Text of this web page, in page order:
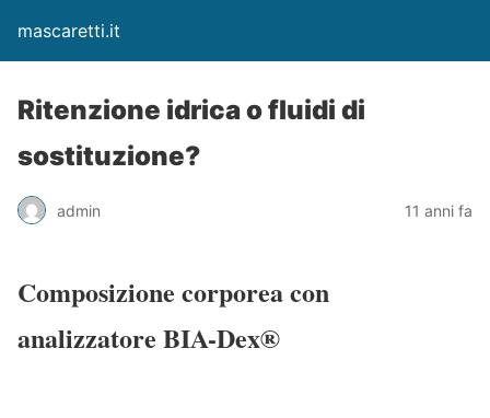
mascaretti.it
Ritenzione idrica o fluidi di
sostituzione?
admin 11 anni fa
Composizione corporea con
analizzatore BIA-Dex®